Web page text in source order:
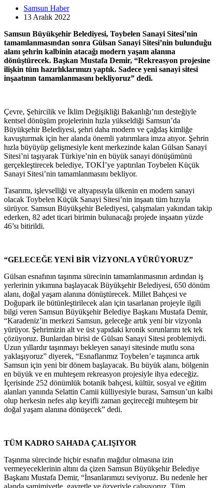
Samsun Haber
13 Aralık 2022
Samsun Büyükşehir Belediyesi, Toybelen Sanayi Sitesi’nin
tamamlanmasından sonra Gülsan Sanayi Sitesi’nin bulunduğu
alanı şehrin kalbinin atacağı modern yaşam alanına
dönüştürecek. Başkan Mustafa Demir, “Rekreasyon projesine
ilişkin tüm hazırlıklarımızı yaptık. Sadece yeni sanayi sitesi
inşaatının tamamlanmasını bekliyoruz” dedi.
Çevre, Şehircilik ve İklim Değişikliği Bakanlığı’nın desteğiyle
kentsel dönüşüm projelerinin hızla yükseldiği Samsun’da
Büyükşehir Belediyesi, şehri daha modern ve çağdaş kimliğe
kavuşturmak için her alanda önemli yatırımlara imza atıyor. Şehrin
hızla büyüyüp gelişmesiyle kent merkezinde kalan Gülsan Sanayi
Sitesi’ni taşıyarak Türkiye’nin en büyük sanayi dönüşümünü
gerçekleştirecek belediye, TOKİ’ye yaptırılan Toybelen Küçük
Sanayi Sitesi’nin tamamlanmasını bekliyor.
Tasarımı, işlevselliği ve altyapısıyla ülkenin en modern sanayi
olacak Toybelen Küçük Sanayi Sitesi’nin inşaatı tüm hızıyla
sürüyor. Samsun Büyükşehir Belediyesi, çalışmaları yakından takip
ederken, 82 adet ticari birimin bulunacağı projede inşaatın yüzde
46’sı bitirildi.
“GELECEĞE YENİ BİR VİZYONLA YÜRÜYORUZ”
Gülsan esnafının taşınma sürecinin tamamlanmasının ardından iş
yerlerinin yıkımına başlayacak Büyükşehir Belediyesi, 650 dönüm
alanı, doğal yaşam alanına dönüştürecek. Millet Bahçesi ve
Doğupark ile bütünleştirilecek alan için tasarlanan projeyle ilgili
bilgi veren Samsun Büyükşehir Belediye Başkanı Mustafa Demir,
“Karadeniz’in merkezi Samsun, geleceğe artık yeni bir vizyonla
yürüyor. Şehrimizin alt ve üst yapıdaki kronik sorunlarını tek tek
çözüyoruz. Bunlardan birisi de Gülsan Sanayi Sitesi problemiydi.
Uzun yıllardır taşınmayı bekleyen sanayi sitesinde mutlu sona
yaklaşıyoruz” diyerek, “Esnaflarımız Toybelen’e taşınınca artık
Samsun için yeni bir dönem başlayacak. Bu büyük alanı, bölgenin
en büyük ve en muhteşem rekreasyon projesiyle ihya edeceğiz.
İçerisinde 252 dönümlük botanik bahçesi, kültür, sosyal ve eğitim
alanları yanında Selattin Camii külliyesiyle burası, Samsun’un kalbi
olup herkesin nefes alıp keyifli zaman geçireceği muhteşem bir
doğal yaşam alanına dönüşecek” dedi.
TÜM KADRO SAHADA ÇALIŞIYOR
Taşınma sürecinde hiçbir esnafın mağdur olmasına izin
vermeyeceklerinin altını da çizen Samsun Büyükşehir Belediye
Başkanı Mustafa Demir, “İnsanlarımızı seviyoruz. Bu nedenle her
alanda samimiyetle, gayretle ve özveriyle çalışıyoruz. Tüm